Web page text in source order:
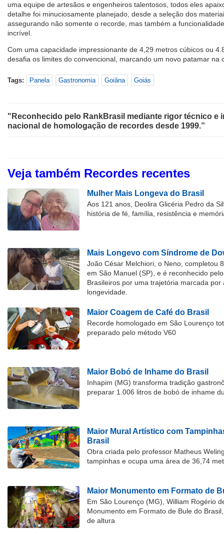
uma equipe de artesãos e engenheiros talentosos, todos eles
detalhe foi minuciosamente planejado, desde a seleção dos
assegurando não somente o recorde, mas também a
incrível.
Com uma capacidade impressionante de 4,29 metros cúbicos ou
desafia os limites do convencional, marcando um novo patamar na
Tags: Panela Gastronomia Goiâna Goiás
"Reconhecido pelo RankBrasil mediante rigor técnico e
nacional de homologação de recordes desde 1999.”
Veja também Recordes recentes
Mulher Mais Longeva do Brasil
Aos 121 anos, Deolira Glicéria Pedro da
história de fé, família, resistência e
Mais Longevo com Síndrome de
João César Melchiori, o Neno, completou
em São Manuel (SP), e é reconhecido
Brasileiros por uma trajetória marcada por
longevidade.
Maior Coagem de Café do Brasil
Recorde homologado em São Lourenço
preparado pelo método V60
Maior Bobó de Inhame do Brasil
Inhapim (MG) transforma tradição
preparar 1.006 litros de bobó de inhame
Maior Mural Artístico com
Brasil
Obra criada pelo professor Matheus
tampinhas e ocupa uma área de 36,74
Maior Monumento em Formato de
Em São Lourenço (MG), William Rogério
Monumento em Formato de Bule do
de altura